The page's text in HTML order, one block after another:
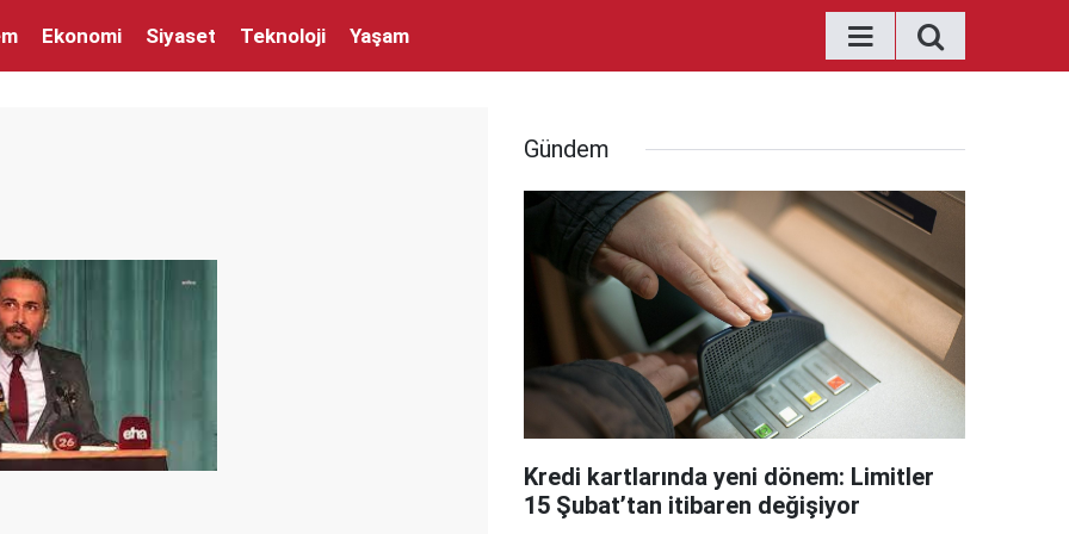
Ekonomi Siyaset Teknoloji Yaşam
Gündem
Kredi kartlarında yeni dönem: Limitler
15 Şubat’tan itibaren değişiyor